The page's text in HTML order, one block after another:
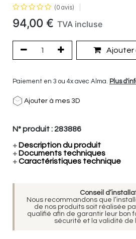
(0 avis)
94,00 € TVA incluse
Ajouter
Paiement en 3 ou 4x avec Alma. Plus
Ajouter à mes 3D
N° produit : 283886
+ Description du produit
+ Documents techniques
+Caractéristiques technique
Conseil
Nous recommandons que
de nos produits soit réalisée
qualifié afin de garantir leur bon
sécurité et la validité de